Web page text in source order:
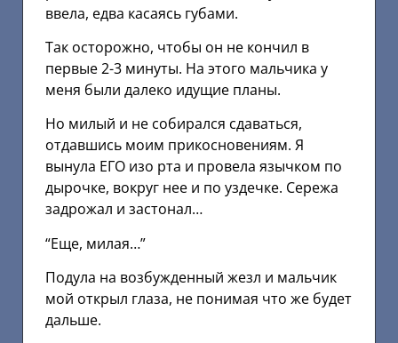
ввела, едва касаясь губами.
Так осторожно, чтобы он не кончил в
первые 2-3 минуты. На этого мальчика у
меня были далеко идущие планы.
Но милый и не собирался сдаваться,
отдавшись моим прикосновениям. Я
вынула ЕГО изо рта и провела язычком по
дырочке, вокруг нее и по уздечке. Сережа
задрожал и застонал…
“Еще, милая…”
Подула на возбужденный жезл и мальчик
мой открыл глаза, не понимая что же будет
дальше.